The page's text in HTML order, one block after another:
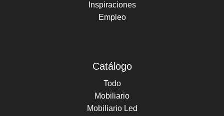
Inspiraciones
Empleo
Catálogo
Todo
Mobiliario
Mobiliario Led